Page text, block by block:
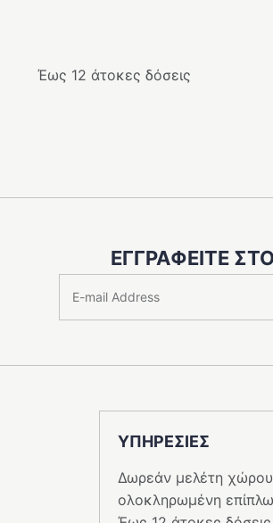
Έως 12 άτοκες δόσεις
ΕΓΓΡΑΦΕΊΤΕ
ΥΠΗΡΕΣIΕΣ
Δωρεάν μελέτη
ολοκληρωμένη